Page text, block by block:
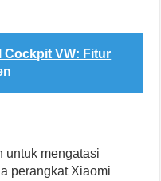
Cockpit VW: Fitur
untuk mengatasi
perangkat Xiaomi